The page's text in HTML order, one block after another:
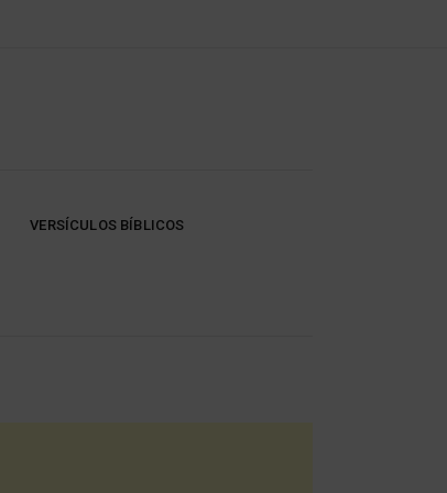
VERSÍCULOS BÍBLICOS